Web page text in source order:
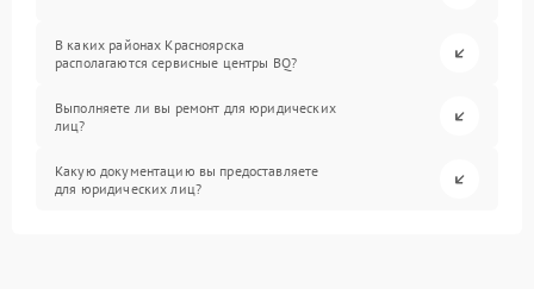
В каких районах Красноярска
располагаются сервисные центры BQ?
Выполняете ли вы ремонт для юридических
лиц?
Какую документацию вы предоставляете
для юридических лиц?